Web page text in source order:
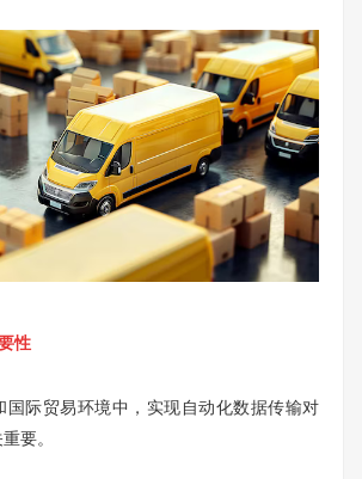
性
际贸易环境中，实现自动化数据传输对
要。